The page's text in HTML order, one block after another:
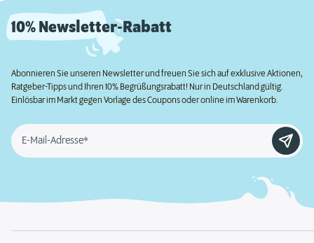
10% Newsletter-Rabatt
Abonnieren Sie unseren Newsletter und freuen Sie sich auf exklusive Aktionen,
Ratgeber-Tipps und Ihren 10% Begrüßungsrabatt! Nur in Deutschland gültig.
Einlösbar im Markt gegen Vorlage des Coupons oder online im Warenkorb.
E-Mail-Adresse*